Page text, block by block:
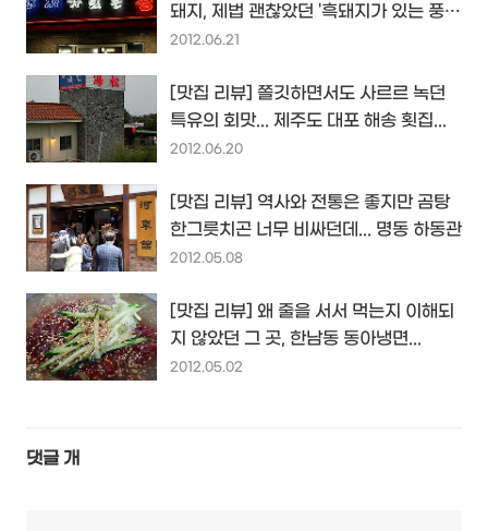
돼지, 제법 괜찮았던 '흑돼지가 있는 풍
경'
2012.06.21
[맛집 리뷰] 쫄깃하면서도 사르르 녹던
특유의 회맛... 제주도 대포 해송 횟집...
2012.06.20
[맛집 리뷰] 역사와 전통은 좋지만 곰탕
한그릇치곤 너무 비싸던데... 명동 하동관
2012.05.08
[맛집 리뷰] 왜 줄을 서서 먹는지 이해되
지 않았던 그 곳, 한남동 동아냉면...
2012.05.02
댓글 개